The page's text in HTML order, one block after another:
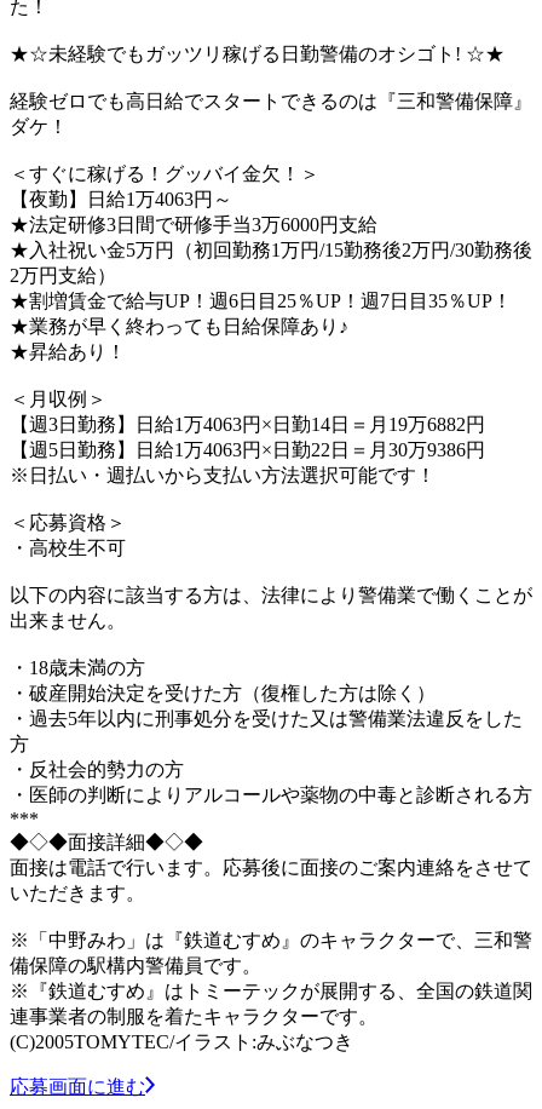
た！
★☆未経験でもガッツリ稼げる日勤警備のオシゴト! ☆★
経験ゼロでも高日給でスタートできるのは『三和警備保障』
ダケ！
＜すぐに稼げる！グッバイ金欠！＞
【夜勤】日給1万4063円～
★法定研修3日間で研修手当3万6000円支給
★入社祝い金5万円（初回勤務1万円/15勤務後2万円/30勤務後
2万円支給）
★割増賃金で給与UP！週6日目25％UP！週7日目35％UP！
★業務が早く終わっても日給保障あり♪
★昇給あり！
＜月収例＞
【週3日勤務】日給1万4063円×日勤14日＝月19万6882円
【週5日勤務】日給1万4063円×日勤22日＝月30万9386円
※日払い・週払いから支払い方法選択可能です！
＜応募資格＞
・高校生不可
以下の内容に該当する方は、法律により警備業で働くことが
出来ません。
・18歳未満の方
・破産開始決定を受けた方（復権した方は除く）
・過去5年以内に刑事処分を受けた又は警備業法違反をした
方
・反社会的勢力の方
・医師の判断によりアルコールや薬物の中毒と診断される方
***
◆◇◆面接詳細◆◇◆
面接は電話で行います。応募後に面接のご案内連絡をさせて
いただきます。
※「中野みわ」は『鉄道むすめ』のキャラクターで、三和警
備保障の駅構内警備員です。
※『鉄道むすめ』はトミーテックが展開する、全国の鉄道関
連事業者の制服を着たキャラクターです。
(C)2005TOMYTEC/イラスト:みぶなつき
応募画面に進む